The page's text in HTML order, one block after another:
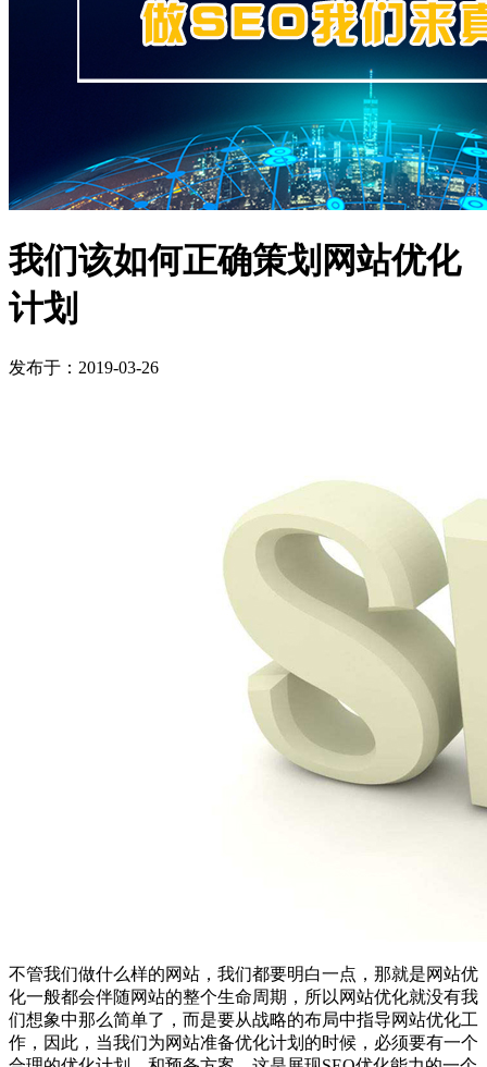
我们该如何正确策划网站优化
计划
发布于：2019-03-26
不管我们做什么样的网站，我们都要明白一点，那就是网站优
化一般都会伴随网站的整个生命周期，所以网站优化就没有我
们想象中那么简单了，而是要从战略的布局中指导网站优化工
作，因此，当我们为网站准备优化计划的时候，必须要有一个